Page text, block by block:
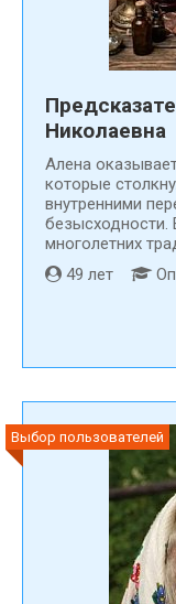
Николаевна
Алена
которые
внутренними
безысходности.
многолетних
49 лет
Выбор пользователей